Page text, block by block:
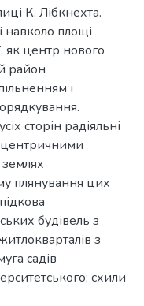
К. Лібкнехта.
навколо площі
як центр нового
район
і
сторін радіяльні
плянування цих
будівель з
з
садів
схили